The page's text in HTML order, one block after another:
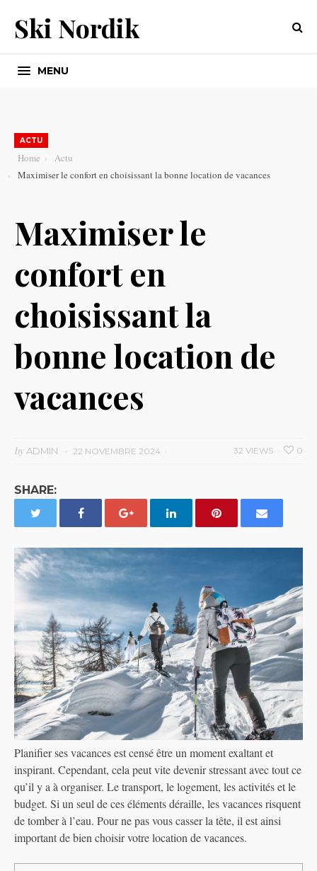
Ski Nordik
MENU
ACTU
Home
Actu
Maximiser le confort en choisissant la bonne location de vacances
Maximiser le
confort en
choisissant la
bonne location de
vacances
byADMIN 22 NOVEMBRE 2024 0
32 VIEWS
SHARE:
Planifier ses vacances est censé être un moment exaltant et
inspirant. Cependant, cela peut vite devenir stressant avec tout ce
qu’il y a à organiser. Le transport, le logement, les activités et le
budget. Si un seul de ces éléments déraille, les vacances risquent
de tomber à l’eau. Pour ne pas vous casser la tête, il est ainsi
important de bien choisir votre location de vacances.